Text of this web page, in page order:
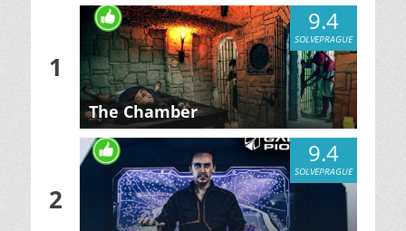
1
9.4
SOLVEPRAGUE
The Chamber
2
9.4
SOLVEPRAGUE